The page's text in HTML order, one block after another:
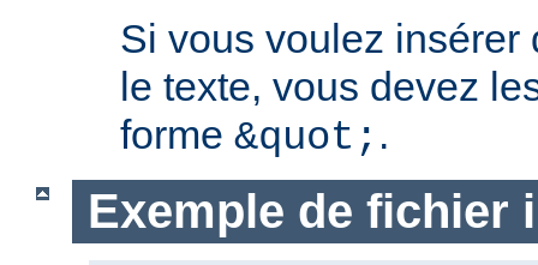
Si vous voulez insérer
le texte, vous devez
forme &quot; .
Exemple de fichier